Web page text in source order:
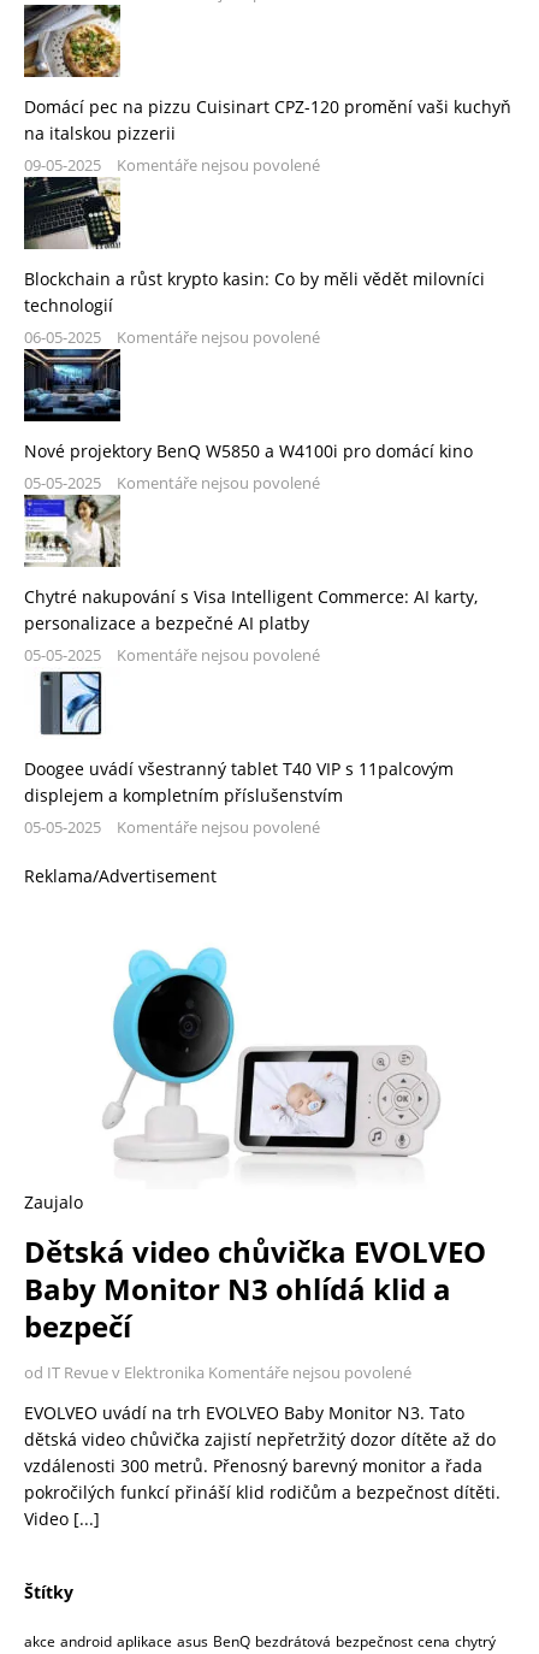
Domácí pec na pizzu Cuisinart CPZ-120 promění vaši kuchyň
na italskou pizzerii
09-05-2025 Komentáře nejsou povolené
Blockchain a růst krypto kasin: Co by měli vědět milovníci
technologií
06-05-2025 Komentáře nejsou povolené
Nové projektory BenQ W5850 a W4100i pro domácí kino
05-05-2025 Komentáře nejsou povolené
Chytré nakupování s Visa Intelligent Commerce: AI karty,
personalizace a bezpečné AI platby
05-05-2025 Komentáře nejsou povolené
Doogee uvádí všestranný tablet T40 VIP s 11palcovým
displejem a kompletním příslušenstvím
05-05-2025 Komentáře nejsou povolené
Reklama/Advertisement
Zaujalo
Dětská video chůvička EVOLVEO
Baby Monitor N3 ohlídá klid a
bezpečí
od IT Revue v Elektronika Komentáře nejsou povolené
EVOLVEO uvádí na trh EVOLVEO Baby Monitor N3. Tato
dětská video chůvička zajistí nepřetržitý dozor dítěte až do
vzdálenosti 300 metrů. Přenosný barevný monitor a řada
pokročilých funkcí přináší klid rodičům a bezpečnost dítěti.
Video [...]
Štítky
akce android aplikace asus BenQ bezdrátová bezpečnost cena chytrý